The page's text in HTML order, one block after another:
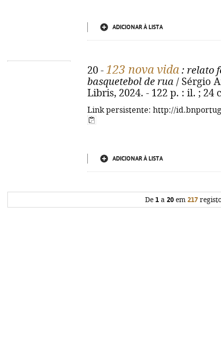
ADICIONAR À LISTA
20 - 123 nova vida : relato
basquetebol de rua / Sérgio
Libris, 2024. - 122 p. : il. ; 24
Link persistente: http://
ADICIONAR À LISTA
De 1 a 20 em 217